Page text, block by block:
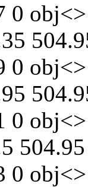
0
0
0
0